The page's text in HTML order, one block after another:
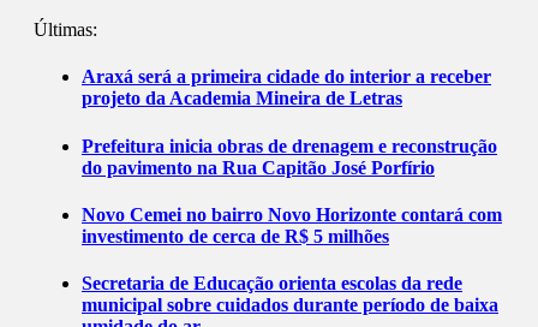
Últimas:
Araxá será a primeira cidade do interior a receber
projeto da Academia Mineira de Letras
Prefeitura inicia obras de drenagem e reconstrução
do pavimento na Rua Capitão José Porfírio
Novo Cemei no bairro Novo Horizonte contará com
investimento de cerca de R$ 5 milhões
Secretaria de Educação orienta escolas da rede
municipal sobre cuidados durante período de baixa